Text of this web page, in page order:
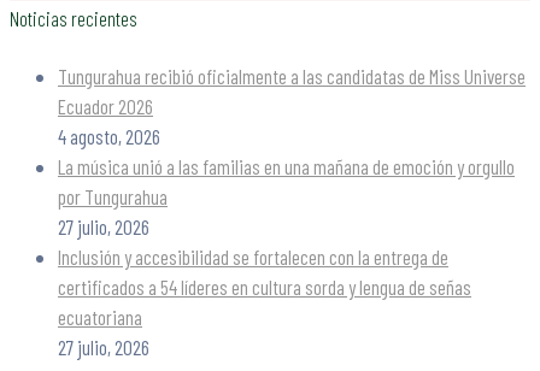
Noticias recientes
Tungurahua recibió oficialmente a las candidatas de Miss Universe
Ecuador 2026
4 agosto, 2026
La música unió a las familias en una mañana de emoción y orgullo
por Tungurahua
27 julio, 2026
Inclusión y accesibilidad se fortalecen con la entrega de
certificados a 54 líderes en cultura sorda y lengua de señas
ecuatoriana
27 julio, 2026